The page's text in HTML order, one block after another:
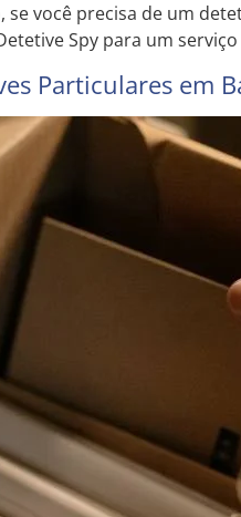
se você precisa de um
Spy para um
Particulares em